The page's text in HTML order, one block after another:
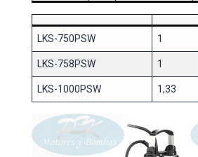
LKS-750PSW 1
LKS-758PSW 1
LKS-1000PSW 1,33